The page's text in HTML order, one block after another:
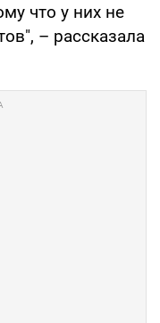
что у них не
– рассказала